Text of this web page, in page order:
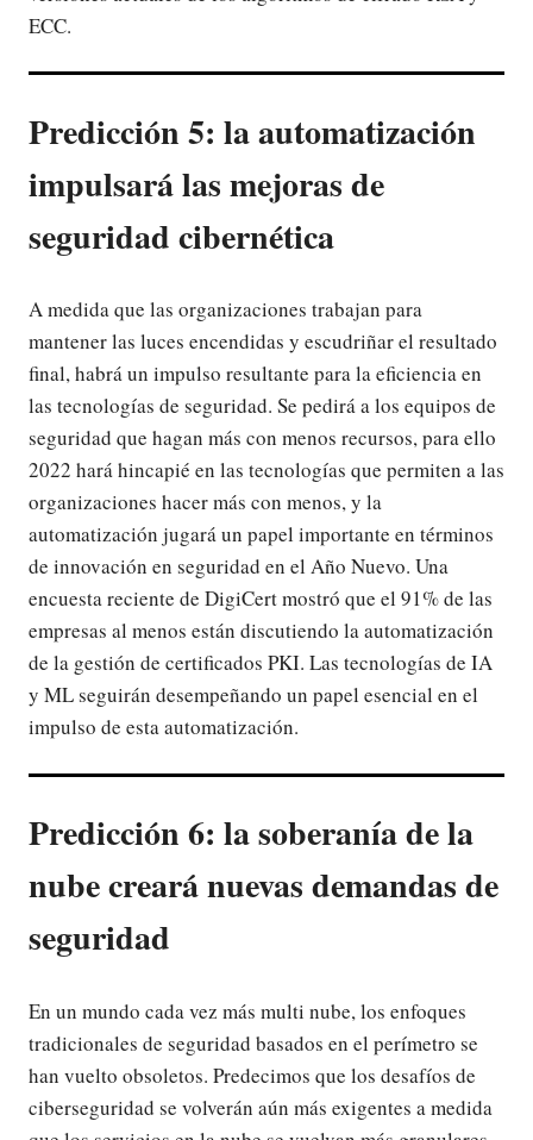
ECC.
Predicción 5: la automatización
impulsará las mejoras de
seguridad cibernética
A medida que las organizaciones trabajan para
mantener las luces encendidas y escudriñar el resultado
final, habrá un impulso resultante para la eficiencia en
las tecnologías de seguridad. Se pedirá a los equipos de
seguridad que hagan más con menos recursos, para ello
2022 hará hincapié en las tecnologías que permiten a las
organizaciones hacer más con menos, y la
automatización jugará un papel importante en términos
de innovación en seguridad en el Año Nuevo. Una
encuesta reciente de DigiCert mostró que el 91% de las
empresas al menos están discutiendo la automatización
de la gestión de certificados PKI. Las tecnologías de IA
y ML seguirán desempeñando un papel esencial en el
impulso de esta automatización.
Predicción 6: la soberanía de la
nube creará nuevas demandas de
seguridad
En un mundo cada vez más multi nube, los enfoques
tradicionales de seguridad basados en el perímetro se
han vuelto obsoletos. Predecimos que los desafíos de
ciberseguridad se volverán aún más exigentes a medida